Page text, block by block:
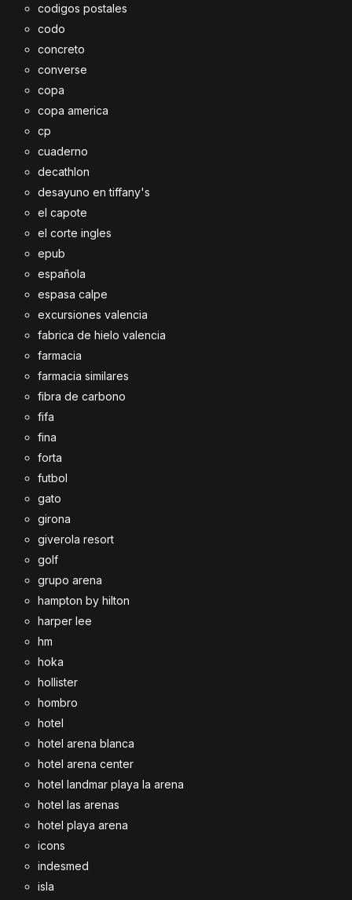
codigos postales
codo
concreto
converse
copa
copa america
cp
cuaderno
decathlon
desayuno en tiffany's
el capote
el corte ingles
epub
española
espasa calpe
excursiones valencia
fabrica de hielo valencia
farmacia
farmacia similares
fibra de carbono
fifa
fina
forta
futbol
gato
girona
giverola resort
golf
grupo arena
hampton by hilton
harper lee
hm
hoka
hollister
hombro
hotel
hotel arena blanca
hotel arena center
hotel landmar playa la arena
hotel las arenas
hotel playa arena
icons
indesmed
isla